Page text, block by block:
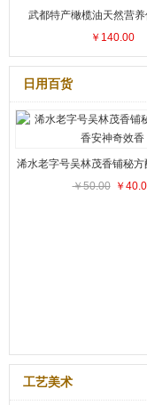
武都特产橄榄油天然营
￥140.00
日用百货
浠水老字号吴林茂香铺秘
神奇效香
￥50.00 ￥
工艺美术